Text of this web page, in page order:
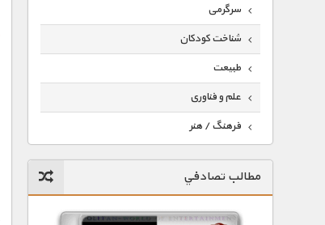
سرگرمی
شناخت کودکان
طبیعت
علم و فناوری
فرهنگ / هنر
گردشگری
ماورایی
مطالب تصادفي